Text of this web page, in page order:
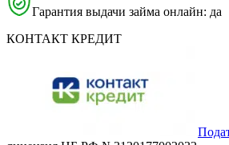
Гарантия выдачи займа онлайн: да
КОНТАКТ КРЕДИТ